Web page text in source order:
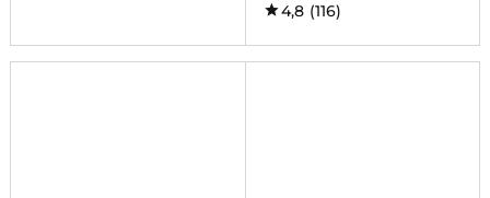
4,8 (116)